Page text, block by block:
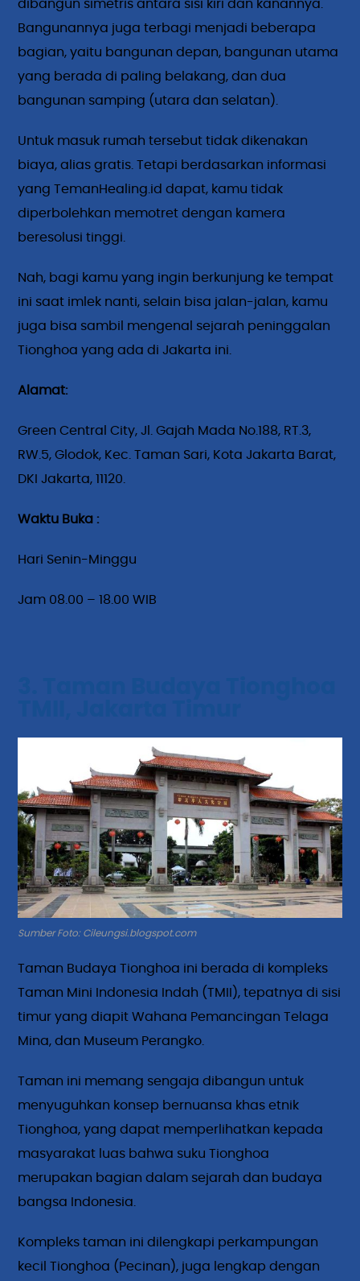
dibangun simetris antara sisi kiri dan kanannya.
Bangunannya juga terbagi menjadi beberapa
bagian, yaitu bangunan depan, bangunan utama
yang berada di paling belakang, dan dua
bangunan samping (utara dan selatan).
Untuk masuk rumah tersebut tidak dikenakan
biaya, alias gratis. Tetapi berdasarkan informasi
yang TemanHealing.id dapat, kamu tidak
diperbolehkan memotret dengan kamera
beresolusi tinggi.
Nah, bagi kamu yang ingin berkunjung ke tempat
ini saat imlek nanti, selain bisa jalan-jalan, kamu
juga bisa sambil mengenal sejarah peninggalan
Tionghoa yang ada di Jakarta ini.
Alamat:
Green Central City, Jl. Gajah Mada No.188, RT.3,
RW.5, Glodok, Kec. Taman Sari, Kota Jakarta Barat,
DKI Jakarta, 11120.
Waktu Buka :
Hari Senin-Minggu
Jam 08.00 – 18.00 WIB
Sumber Foto: Cileungsi.blogspot.com
Taman Budaya Tionghoa ini berada di kompleks
Taman Mini Indonesia Indah (TMII), tepatnya di sisi
timur yang diapit Wahana Pemancingan Telaga
Mina, dan Museum Perangko.
Taman ini memang sengaja dibangun untuk
menyuguhkan konsep bernuansa khas etnik
Tionghoa, yang dapat memperlihatkan kepada
masyarakat luas bahwa suku Tionghoa
merupakan bagian dalam sejarah dan budaya
bangsa Indonesia.
Kompleks taman ini dilengkapi perkampungan
kecil Tionghoa (Pecinan), juga lengkap dengan